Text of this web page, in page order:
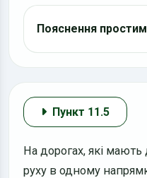
Пояснення
Пункт 11.5
На дорогах, які мають
руху в одному